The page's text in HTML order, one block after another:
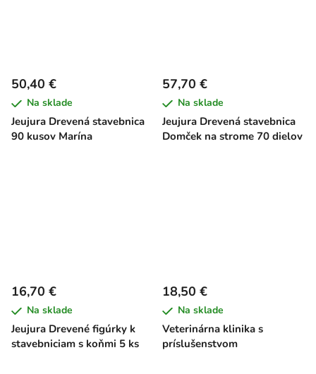
Jeujura Drevená stavebnica
90 kusov Marína
50,40 €
Na sklade
Jeujura Drevená stavebnica
Domček na strome 70 dielov
57,70 €
Na sklade
Jeujura Drevené figúrky k
stavebniciam s koňmi 5 ks
16,70 €
Na sklade
Veterinárna klinika s
príslušenstvom
18,50 €
Na sklade